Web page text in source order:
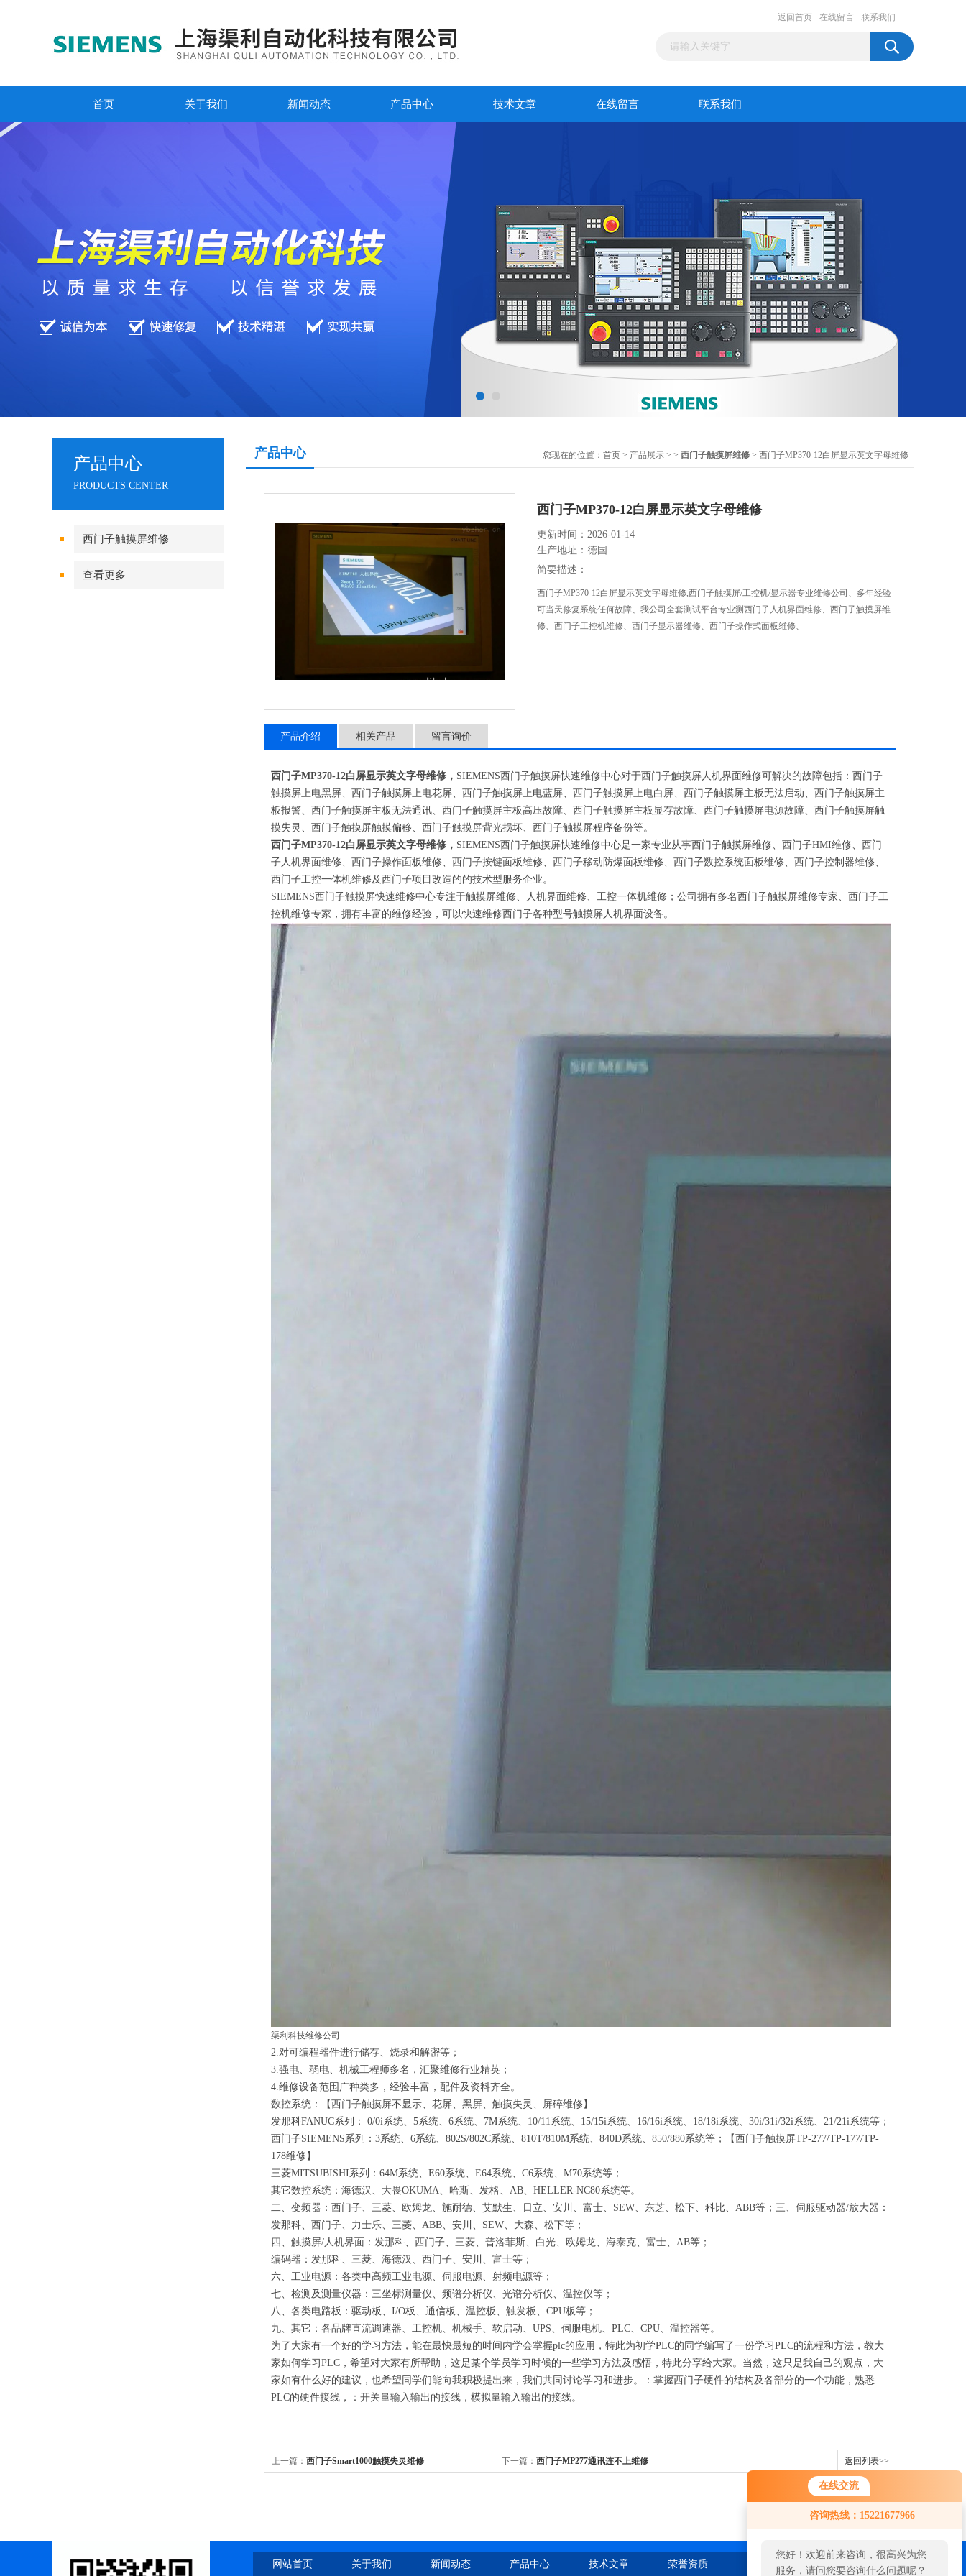
在线交流
咨询热线：15221677966
您好！欢迎前来咨询，很高兴为您
服务，请问您要咨询什么问题呢？
返回首页 在线留言 联系我们
首页 关于我们 新闻动态 产品中心 技术文章 在线留言 联系我们
产品中心
PRODUCTS CENTER
西门子触摸屏维修
查看更多
产品中心 您现在的位置： 首页 > 产品展示 > > 西门子触摸屏维修 > 西门子MP370-12白屏显示英文字母维修
西门子MP370-12白屏显示英文字母维修
更新时间：2026-01-14
生产地址：德国
简要描述：
西门子MP370-12白屏显示英文字母维修,西门子触摸屏/工控机/显示器专业维修公司、多年经验
可当天修复系统任何故障、我公司全套测试平台专业测西门子人机界面维修、西门子触摸屏维
修、西门子工控机维修、西门子显示器维修、西门子操作式面板维修、
产品介绍 相关产品 留言询价
西门子MP370-12白屏显示英文字母维修， SIEMENS西门子触摸屏快速维修中心对于西门子触摸屏人机界面维修可解决的故障包括：西门子
触摸屏上电黑屏、西门子触摸屏上电花屏、西门子触摸屏上电蓝屏、西门子触摸屏上电白屏、西门子触摸屏主板无法启动、西门子触摸屏主
板报警、西门子触摸屏主板无法通讯、西门子触摸屏主板高压故障、西门子触摸屏主板显存故障、西门子触摸屏电源故障、西门子触摸屏触
摸失灵、西门子触摸屏触摸偏移、西门子触摸屏背光损坏、西门子触摸屏程序备份等。
西门子MP370-12白屏显示英文字母维修， SIEMENS西门子触摸屏快速维修中心是一家专业从事西门子触摸屏维修、西门子HMI维修、西门
子人机界面维修、西门子操作面板维修、西门子按键面板维修、西门子移动防爆面板维修、西门子数控系统面板维修、西门子控制器维修、
西门子工控一体机维修及西门子项目改造的的技术型服务企业。
SIEMENS西门子触摸屏快速维修中心专注于触摸屏维修、人机界面维修、工控一体机维修；公司拥有多名西门子触摸屏维修专家、西门子工
控机维修专家，拥有丰富的维修经验，可以快速维修西门子各种型号触摸屏人机界面设备。
渠利科技维修公司
2.对可编程器件进行储存、烧录和解密等；
3.强电、弱电、机械工程师多名，汇聚维修行业精英；
4.维修设备范围广种类多，经验丰富，配件及资料齐全。
数控系统：【西门子触摸屏不显示、花屏、黑屏、触摸失灵、屏碎维修】
发那科FANUC系列： 0/0i系统、 5系统、 6系统、 7M系统、 10/11系统、 15/15i系统、 16/16i系统、 18/18i系统、 30i/31i/32i系统、 21/21i系统等；
西门子SIEMENS系列： 3系统、 6系统、 802S/802C系统、 810T/810M系统、 840D系统、 850/880系统等；【西门子触摸屏TP-277/TP-177/TP-
178维修】
三菱MITSUBISHI系列： 64M系统、 E60系统、 E64系统、 C6系统、 M70系统等；
其它数控系统：海德汉、大畏OKUMA、哈斯、发格、 AB、 HELLER-NC80系统等。
二、变频器：西门子、三菱、欧姆龙、施耐德、艾默生、日立、安川、富士、 SEW、东芝、松下、科比、 ABB等；三、伺服驱动器/放大器：
发那科、西门子、力士乐、三菱、 ABB、安川、 SEW、大森、松下等；
四、触摸屏/人机界面：发那科、西门子、三菱、普洛菲斯、白光、欧姆龙、海泰克、富士、 AB等；
编码器：发那科、三菱、海德汉、西门子、安川、富士等；
六、工业电源：各类中高频工业电源、伺服电源、射频电源等；
七、检测及测量仪器：三坐标测量仪、频谱分析仪、光谱分析仪、温控仪等；
八、各类电路板：驱动板、 I/O板、通信板、温控板、触发板、 CPU板等；
九、其它：各品牌直流调速器、工控机、机械手、软启动、 UPS、伺服电机、 PLC、 CPU、温控器等。
为了大家有一个好的学习方法，能在最快最短的时间内学会掌握plc的应用，特此为初学PLC的同学编写了一份学习PLC的流程和方法，教大
家如何学习PLC，希望对大家有所帮助，这是某个学员学习时候的一些学习方法及感悟，特此分享给大家。当然，这只是我自己的观点，大
家如有什么好的建议，也希望同学们能向我积极提出来，我们共同讨论学习和进步。：掌握西门子硬件的结构及各部分的一个功能，熟悉
PLC的硬件接线，：开关量输入输出的接线，模拟量输入输出的接线。
上一篇： 西门子Smart1000触摸失灵维修 下一篇： 西门子MP277通讯连不上维修 返回列表>>
网站首页 关于我们 新闻动态 产品中心 技术文章 荣誉资质 在线留言 联系我们